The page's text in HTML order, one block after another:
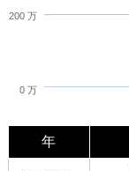
0 万
200 万
年